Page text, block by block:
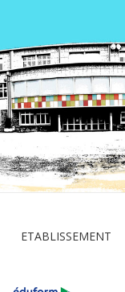
ETABLISSEMENT